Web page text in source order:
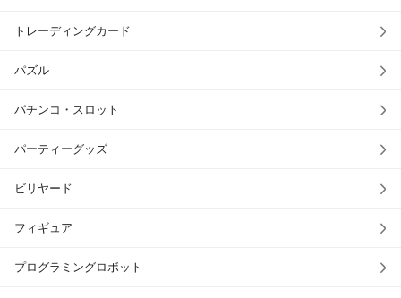
トレーディングカード
パズル
パチンコ・スロット
パーティーグッズ
ビリヤード
フィギュア
プログラミングロボット